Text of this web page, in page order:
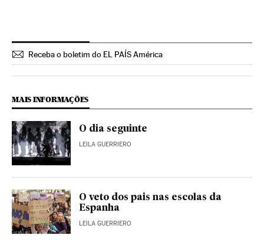
Receba o boletim do EL PAÍS América
MAIS INFORMAÇÕES
O dia seguinte
LEILA GUERRIERO
O veto dos pais nas escolas da
Espanha
LEILA GUERRIERO